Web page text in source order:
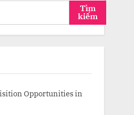
Tìm
kiếm
Opportunities in